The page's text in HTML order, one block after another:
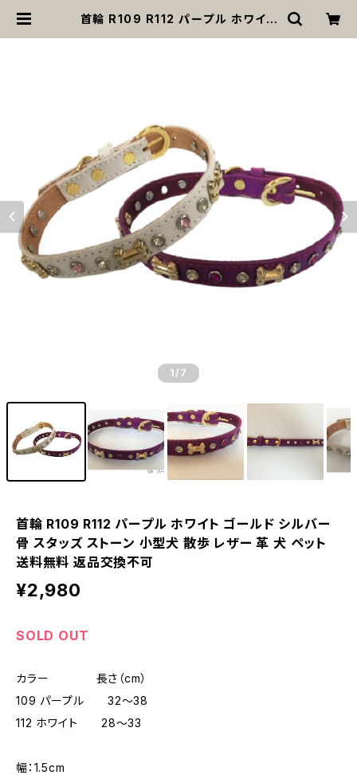
首輪 R109 R112 パープル ホワイト
1 /7
首輪 R109 R112 パープル ホワイト ゴールド シルバー
骨 スタッズ ストーン 小型犬 散歩 レザー 革 犬 ペット
送料無料 返品交換不可
¥2,980
SOLD OUT
カラー 長さ（cm）
109 パープル 32～38
112 ホワイト 28～33
幅：1.5cm